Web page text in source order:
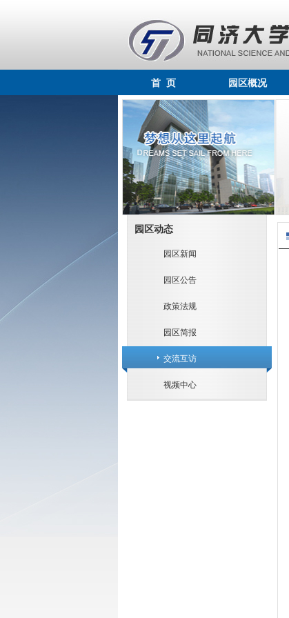
首 页 园区概况
园区动态
园区新闻
园区公告
政策法规
园区简报
交流互访
视频中心